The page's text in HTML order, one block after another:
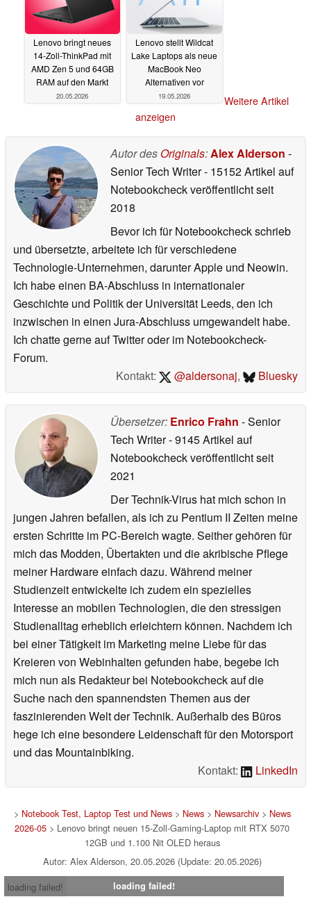
Lenovo bringt neues
14-Zoll-ThinkPad mit
AMD Zen 5 und 64GB
RAM auf den Markt
20.05.2026
Lenovo stellt Wildcat
Lake Laptops als neue
MacBook Neo
Alternativen vor
19.05.2026
Weitere Artikel
anzeigen
Autor des Originals:Alex Alderson -
Senior Tech Writer- 15152 Artikel auf
Notebookcheck veröffentlichtseit
2018
Bevor ich für Notebookcheck schrieb
und übersetzte, arbeitete ich für verschiedene
Technologie-Unternehmen, darunter Apple und Neowin.
Ich habe einen BA-Abschluss in internationaler
Geschichte und Politik der Universität Leeds, den ich
inzwischen in einen Jura-Abschluss umgewandelt habe.
Ich chatte gerne auf Twitter oder im Notebookcheck-
Forum.
Kontakt:
@aldersonaj, Bluesky
Übersetzer: Enrico Frahn - Senior
Tech Writer- 9145 Artikel auf
Notebookcheck veröffentlichtseit
2021
Der Technik-Virus hat mich schon in
jungen Jahren befallen, als ich zu Pentium II Zeiten meine
ersten Schritte im PC-Bereich wagte. Seither gehören für
mich das Modden, Übertakten und die akribische Pflege
meiner Hardware einfach dazu. Während meiner
Studienzeit entwickelte ich zudem ein spezielles
Interesse an mobilen Technologien, die den stressigen
Studienalltag erheblich erleichtern können. Nachdem ich
bei einer Tätigkeit im Marketing meine Liebe für das
Kreieren von Webinhalten gefunden habe, begebe ich
mich nun als Redakteur bei Notebookcheck auf die
Suche nach den spannendsten Themen aus der
faszinierenden Welt der Technik. Außerhalb des Büros
hege ich eine besondere Leidenschaft für den Motorsport
und das Mountainbiking.
Kontakt:
LinkedIn
> Notebook Test, Laptop Test und News> News> Newsarchiv> News
2026-05 > Lenovo bringt neuen 15-Zoll-Gaming-Laptop mit RTX 5070
12GB und 1.100 Nit OLED heraus
Autor: Alex Alderson, 20.05.2026 (Update: 20.05.2026)
loading failed!
loading failed!